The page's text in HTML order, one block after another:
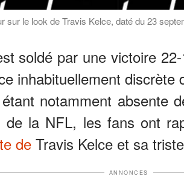
sur le look de Travis Kelce, daté du 23
soldé par une victoire
inhabituellement discrète
notamment absente
la NFL, les fans ont
de Travis Kelce et sa
ANNONCES